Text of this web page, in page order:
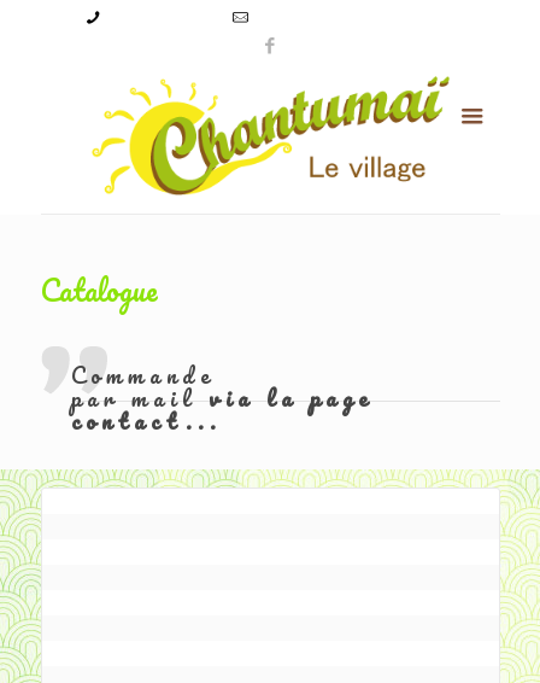
Catalogue
Commande
par mailvia la page
contact...